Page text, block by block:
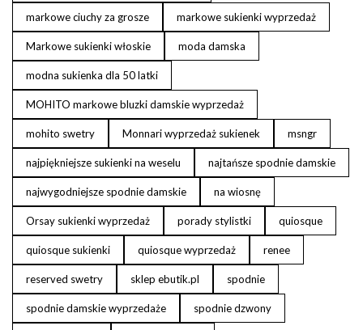
markowe ciuchy za grosze markowe sukienki wyprzedaż
Markowe sukienki włoskie moda damska
modna sukienka dla 50 latki
MOHITO markowe bluzki damskie wyprzedaż
mohito swetry Monnari wyprzedaż sukienek msngr
najpiękniejsze sukienki na weselu najtańsze spodnie damskie
najwygodniejsze spodnie damskie na wiosnę
Orsay sukienki wyprzedaż porady stylistki quiosque
quiosque sukienki quiosque wyprzedaż renee
reserved swetry sklep ebutik.pl spodnie
spodnie damskie wyprzedaże spodnie dzwony